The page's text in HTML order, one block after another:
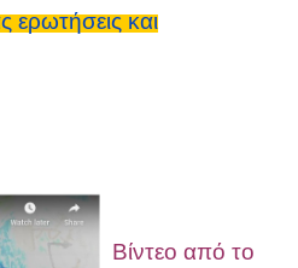
ερωτήσειςκαι
Βίντεο από το